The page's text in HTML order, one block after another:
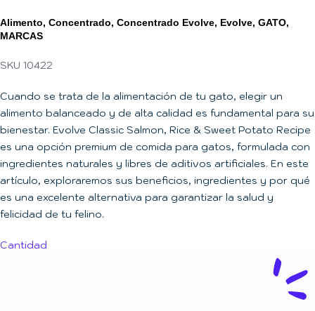
Alimento, Concentrado, Concentrado Evolve, Evolve, GATO,
MARCAS
SKU 10422
Cuando se trata de la alimentación de tu gato, elegir un
alimento balanceado y de alta calidad es fundamental para su
bienestar. Evolve Classic Salmon, Rice & Sweet Potato Recipe
es una opción premium de comida para gatos, formulada con
ingredientes naturales y libres de aditivos artificiales. En este
artículo, exploraremos sus beneficios, ingredientes y por qué
es una excelente alternativa para garantizar la salud y
felicidad de tu felino.
Cantidad